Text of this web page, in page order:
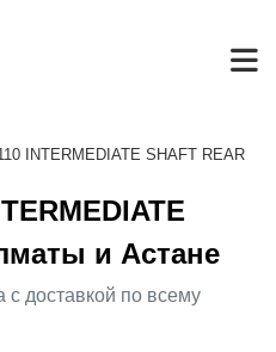
INTERMEDIATE SHAFT REAR
и Астане
доставкой по всему